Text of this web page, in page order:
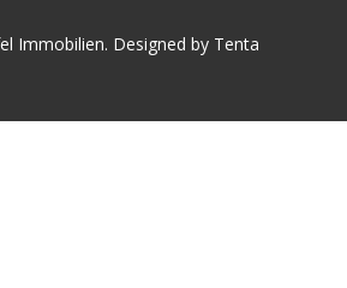
Immobilien. Designed by Tenta